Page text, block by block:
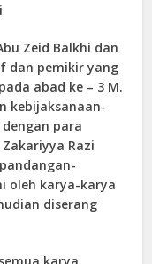
Zeid Balkhi dan
dan pemikir yang
abad ke – 3 M.
kebijaksanaan-
para
Razi
oleh karya-karya
diserang
karya